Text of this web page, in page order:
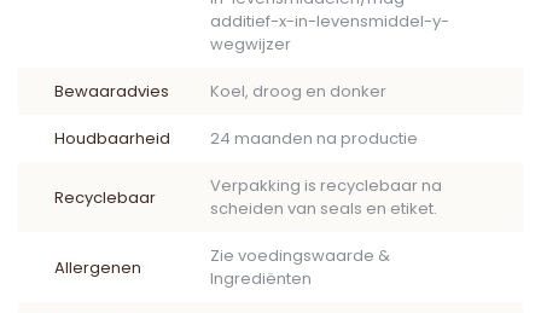
additief-x-in-levensmiddel-y-
wegwijzer
Bewaaradvies Koel, droog en donker
Houdbaarheid 24 maanden na productie
Recyclebaar
Verpakking is recyclebaar na
scheiden van seals en etiket.
Allergenen
Zie voedingswaarde &
Ingrediënten